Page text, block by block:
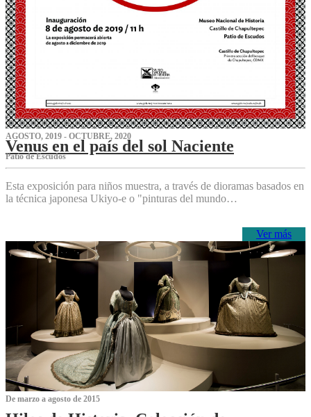
AGOSTO, 2019 - OCTUBRE, 2020
Venus en el país del sol Naciente
P‌atio de Escudos
Esta exposición para niños muestra, a través de dioramas basados en
la técnica japonesa Ukiyo-e o "pinturas del mundo…
Ver más
De marzo a agosto de 2015